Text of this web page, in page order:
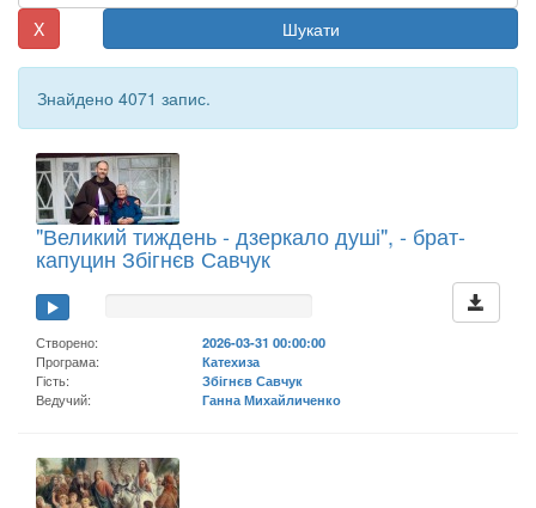
X Шукати
Знайдено 4071 запис.
"Великий тиждень - дзеркало душі", - брат-
капуцин Збігнєв Савчук
Створено:
2026-03-31 00:00:00
Програма:
Катехиза
Гість:
Збігнєв Савчук
Ведучий:
Ганна Михайличенко